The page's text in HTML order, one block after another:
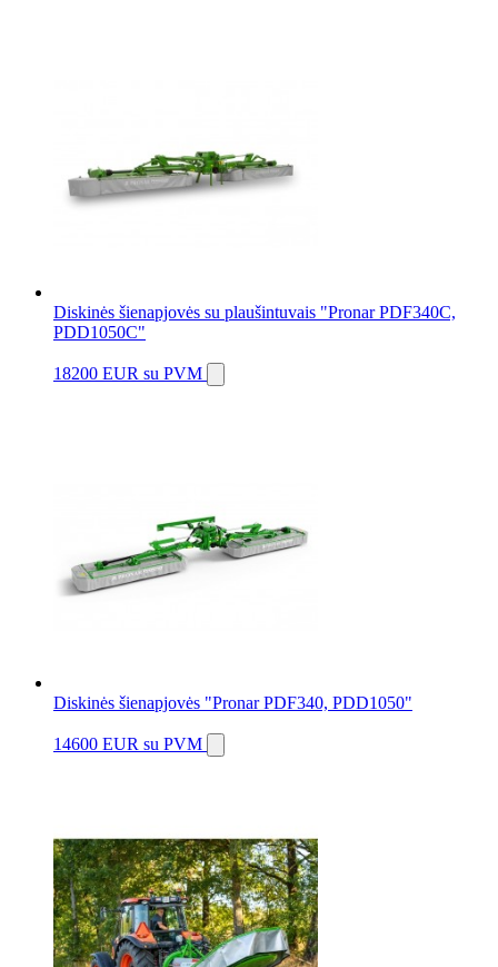
Diskinės šienapjovės su plaušintuvais "Pronar PDF340C,
PDD1050C"
18200 EUR su PVM
Diskinės šienapjovės "Pronar PDF340, PDD1050"
14600 EUR su PVM